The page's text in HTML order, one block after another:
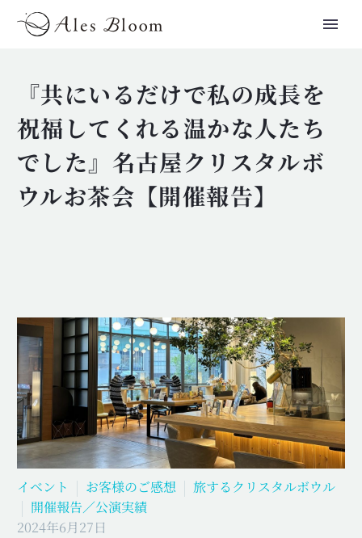
『共にいるだけで私の成長を
祝福してくれる温かな人たち
でした』名古屋クリスタルボ
ウルお茶会【開催報告】
イベント お客様のご感想
旅するクリスタルボウル
開催報告／公演実績
2024年6月27日